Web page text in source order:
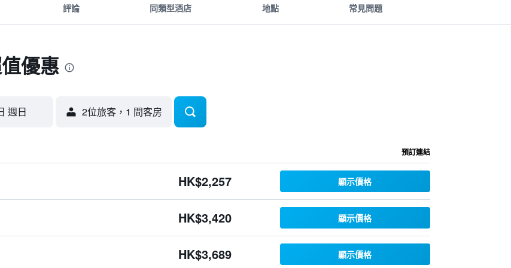
評論 同類型酒店 地點 常見問題
優惠
週日 2位旅客，1 間客房
預訂連結
HK$2,257 顯示價格
HK$3,420 顯示價格
HK$3,689 顯示價格